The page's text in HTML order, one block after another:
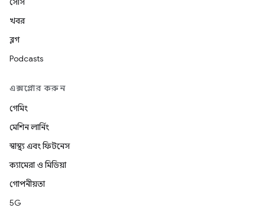
খবর
ব্লগ
Podcasts
এক্সপ্লোর করুন
গেমিং
মেশিন লার্নিং
স্বাস্থ্য এবং ফিটনেস
ক্যামেরা ও মিডিয়া
গোপনীয়তা
5G